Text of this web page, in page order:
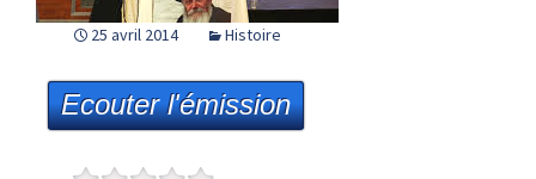
25 avril 2014 Histoire
Ecouter l'émission